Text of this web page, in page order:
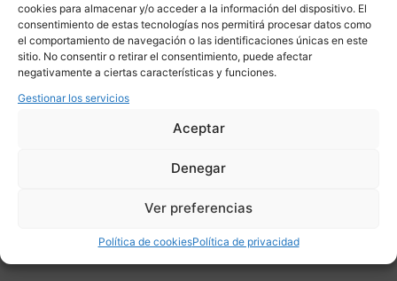
cookies para almacenar y/o acceder a la información del dispositivo. El
consentimiento de estas tecnologías nos permitirá procesar datos como
el comportamiento de navegación o las identificaciones únicas en este
sitio. No consentir o retirar el consentimiento, puede afectar
negativamente a ciertas características y funciones.
Gestionar los servicios
Aceptar
Denegar
Ver preferencias
Política de cookiesPolítica de privacidad
Bureau / Escritorio
cuero, Directorio, p. s. XIX